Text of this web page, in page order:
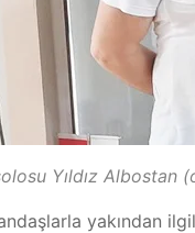
Yıldız Albostan
yakından